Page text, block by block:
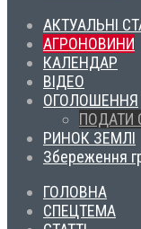
АКТУАЛЬНІ
АГРОНОВИНИ
КАЛЕНДАР
ВІДЕО
ОГОЛОШЕННЯ
ПОДАТИ
РИНОК ЗЕМЛІ
Збереження
ГОЛОВНА
СПЕЦТЕМА